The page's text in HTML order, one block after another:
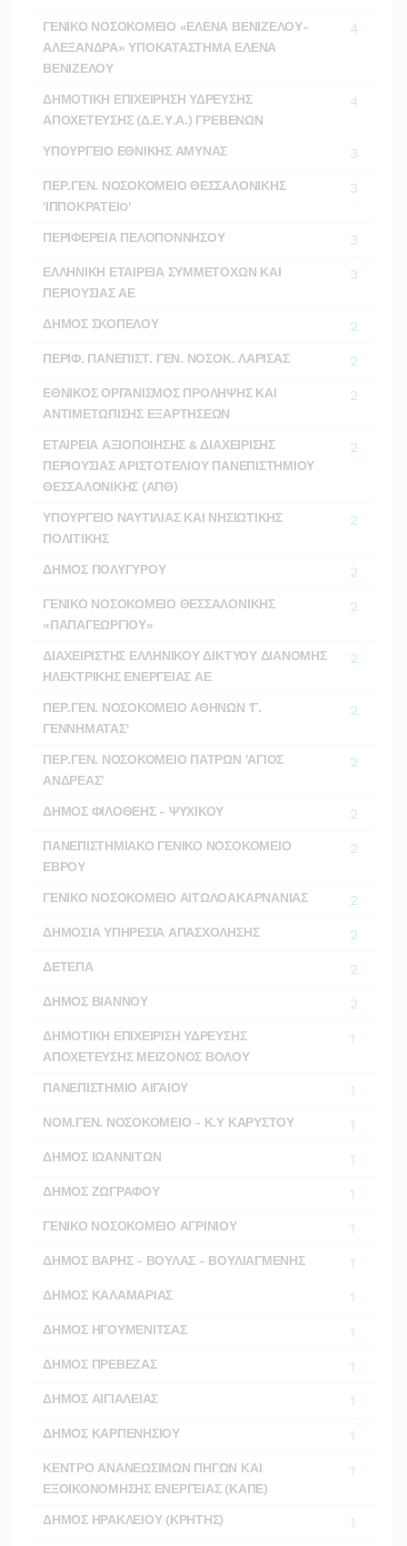
ΓΕΝΙΚΟ ΝΟΣΟΚΟΜΕΙΟ «ΕΛΕΝΑ ΒΕΝΙΖΕΛΟΥ-
ΑΛΕΞΑΝΔΡΑ» ΥΠΟΚΑΤΑΣΤΗΜΑ ΕΛΕΝΑ
ΒΕΝΙΖΕΛΟΥ
4
ΔΗΜΟΤΙΚΗ ΕΠΙΧΕΙΡΗΣΗ ΥΔΡΕΥΣΗΣ
ΑΠΟΧΕΤΕΥΣΗΣ (Δ.Ε.Υ.Α.) ΓΡΕΒΕΝΩΝ
4
ΥΠΟΥΡΓΕΙΟ ΕΘΝΙΚΗΣ ΑΜΥΝΑΣ 3
ΠΕΡ.ΓΕΝ. ΝΟΣΟΚΟΜΕΙΟ ΘΕΣΣΑΛΟΝΙΚΗΣ
'ΙΠΠΟΚΡΑΤΕΙO'
3
ΠΕΡΙΦΕΡΕΙΑ ΠΕΛΟΠΟΝΝΗΣΟΥ 3
ΕΛΛΗΝΙΚΗ ΕΤΑΙΡΕΙΑ ΣΥΜΜΕΤΟΧΩΝ ΚΑΙ
ΠΕΡΙΟΥΣΙΑΣ ΑΕ
3
ΔΗΜΟΣ ΣΚΟΠΕΛΟΥ 2
ΠΕΡΙΦ. ΠΑΝΕΠΙΣΤ. ΓΕΝ. ΝΟΣΟΚ. ΛΑΡΙΣΑΣ 2
ΕΘΝΙΚΟΣ ΟΡΓΑΝΙΣΜΟΣ ΠΡΟΛΗΨΗΣ ΚΑΙ
ΑΝΤΙΜΕΤΩΠΙΣΗΣ ΕΞΑΡΤΗΣΕΩΝ
2
ΕΤΑΙΡΕΙΑ ΑΞΙΟΠΟΙΗΣΗΣ & ΔΙΑΧΕΙΡΙΣΗΣ
ΠΕΡΙΟΥΣΙΑΣ ΑΡΙΣΤΟΤΕΛΙΟΥ ΠΑΝΕΠΙΣΤΗΜΙΟΥ
ΘΕΣΣΑΛΟΝΙΚΗΣ (ΑΠΘ)
2
ΥΠΟΥΡΓΕΙΟ ΝΑΥΤΙΛΙΑΣ ΚΑΙ ΝΗΣΙΩΤΙΚΗΣ
ΠΟΛΙΤΙΚΗΣ
2
ΔΗΜΟΣ ΠΟΛΥΓΥΡΟΥ 2
ΓΕΝΙΚΟ ΝΟΣΟΚΟΜΕΙΟ ΘΕΣΣΑΛΟΝΙΚΗΣ
«ΠΑΠΑΓΕΩΡΓΙΟΥ»
2
ΔΙΑΧΕΙΡΙΣΤΗΣ ΕΛΛΗΝΙΚΟΥ ΔΙΚΤΥΟΥ ΔΙΑΝΟΜΗΣ
ΗΛΕΚΤΡΙΚΗΣ ΕΝΕΡΓΕΙΑΣ ΑΕ
2
ΠΕΡ.ΓΕΝ. ΝΟΣΟΚΟΜΕΙΟ ΑΘΗΝΩΝ 'Γ.
ΓΕΝΝΗΜΑΤΑΣ'
2
ΠΕΡ.ΓΕΝ. ΝΟΣΟΚΟΜΕΙΟ ΠΑΤΡΩΝ 'ΑΓΙΟΣ
ΑΝΔΡΕΑΣ'
2
ΔΗΜΟΣ ΦΙΛΟΘΕΗΣ - ΨΥΧΙΚΟΥ 2
ΠΑΝΕΠΙΣΤΗΜΙΑΚΟ ΓΕΝΙΚΟ ΝΟΣΟΚΟΜΕΙΟ
ΕΒΡΟΥ
2
ΓΕΝΙΚΟ ΝΟΣΟΚΟΜΕΙΟ ΑΙΤΩΛΟΑΚΑΡΝΑΝΙΑΣ 2
ΔΗΜΟΣΙΑ ΥΠΗΡΕΣΙΑ ΑΠΑΣΧΟΛΗΣΗΣ 2
ΔΕΤΕΠΑ 2
ΔΗΜΟΣ ΒΙΑΝΝΟΥ 2
ΔΗΜΟΤΙΚΗ ΕΠΙΧΕΙΡΙΣΗ ΥΔΡΕΥΣΗΣ
ΑΠΟΧΕΤΕΥΣΗΣ ΜΕΙΖΟΝΟΣ ΒΟΛΟΥ
1
ΠΑΝΕΠΙΣΤΗΜΙΟ ΑΙΓΑΙΟΥ 1
ΝΟΜ.ΓΕΝ. ΝΟΣΟΚΟΜΕΙΟ - Κ.Υ ΚΑΡΥΣΤΟΥ 1
ΔΗΜΟΣ ΙΩΑΝΝΙΤΩΝ 1
ΔΗΜΟΣ ΖΩΓΡΑΦΟΥ 1
ΓΕΝΙΚΟ ΝΟΣΟΚΟΜΕΙΟ ΑΓΡΙΝΙΟΥ 1
ΔΗΜΟΣ ΒΑΡΗΣ - ΒΟΥΛΑΣ - ΒΟΥΛΙΑΓΜΕΝΗΣ 1
ΔΗΜΟΣ ΚΑΛΑΜΑΡΙΑΣ 1
ΔΗΜΟΣ ΗΓΟΥΜΕΝΙΤΣΑΣ 1
ΔΗΜΟΣ ΠΡΕΒΕΖΑΣ 1
ΔΗΜΟΣ ΑΙΓΙΑΛΕΙΑΣ 1
ΔΗΜΟΣ ΚΑΡΠΕΝΗΣΙΟΥ 1
ΚΕΝΤΡΟ ΑΝΑΝΕΩΣΙΜΩΝ ΠΗΓΩΝ ΚΑΙ
ΕΞΟΙΚΟΝΟΜΗΣΗΣ ΕΝΕΡΓΕΙΑΣ (ΚΑΠΕ)
1
ΔΗΜΟΣ ΗΡΑΚΛΕΙΟΥ (ΚΡΗΤΗΣ) 1